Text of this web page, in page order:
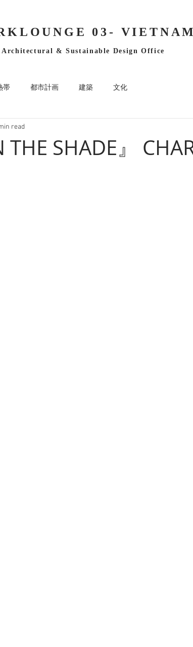
03- VIETNAM
Architectural & Sustainable Design Office
帯 都市計画 建築 文化
THE SHADE』
read